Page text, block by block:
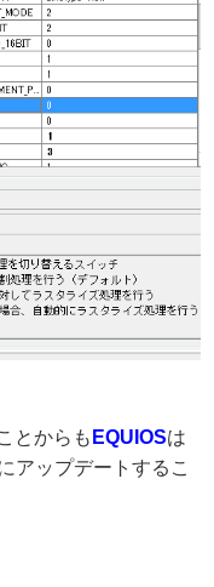
とからも EQUIOSは
アップデートするこ